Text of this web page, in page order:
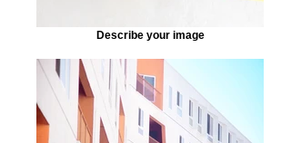
Describe your image